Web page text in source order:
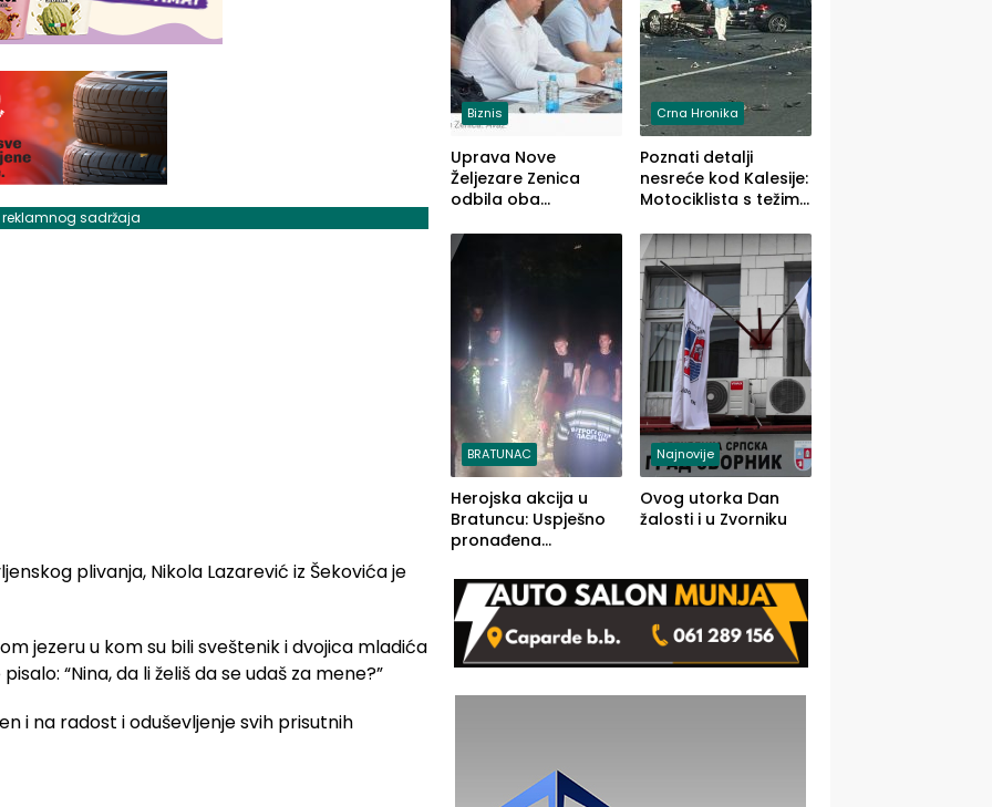
reklamnog sadržaja
plivanja, Nikola Lazarević iz Šekovića je
jezeru u kom su bili sveštenik i dvojica mladića
“Nina, da li želiš da se udaš za mene?”
i na radost i oduševljenje svih prisutnih
Biznis
Uprava Nove
Željezare Zenica
odbila oba
FBiH: Ustrajni da je
stečaj jedino rješenje
Crna Hronika
Poznati detalji
nesreće kod Kalesije:
Motociklista s težim,
lakšim povredama
BRATUNAC
Herojska akcija u
Bratuncu: Uspješno
pronađena
a Ivanka Lazić,
rodom iz Kravice.
Najnovije
Ovog utorka Dan
žalosti i u Zvorniku